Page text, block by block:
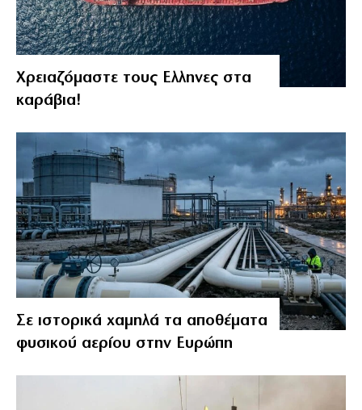
Χρειαζόμαστε τους Eλληνες στα
καράβια!
Σε ιστορικά χαμηλά τα αποθέματα
φυσικού αερίου στην Ευρώπη